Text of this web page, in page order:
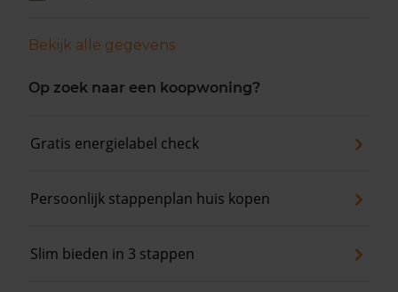
Bekijk alle gegevens
Op zoek naar een koopwoning?
Gratis energielabel check
Persoonlijk stappenplan huis kopen
Slim bieden in 3 stappen